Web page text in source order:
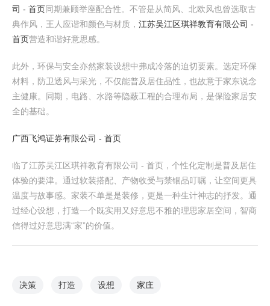
司 - 首页同期兼顾举座配合性。不管是从简风、北欧风也曾选取古
典作风，王人应谐和颜色与材质， 江苏吴江区琪祥教育有限公司 -
首页营造和谐好意思感。
此外，环保与安全亦然家装设想中弗成冷落的迫切要素。选定环保
材料，防卫透风与采光，不仅能普及居住品性，也故意于家东说念
主健康。同期，电路、水路等隐蔽工程的合理布局，是保险家居安
全的基础。
广西飞鸿证券有限公司 - 首页
临了江苏吴江区琪祥教育有限公司 - 首页，个性化定制是普及居住
体验的要津。通过软装搭配、产物收受与禁锢品叮嘱，让空间更具
温度与故事感。家装不单是是装修，更是一种生计神志的抒发。通
过经心设想，打造一个既实用又好意思不雅的理思家居空间，智商
信得过好意思满“家”的价值。
决策 打造 设想 家庄